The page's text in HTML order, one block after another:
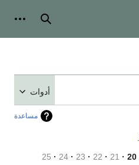
بحث
أدوات
مساعدة
20
21
22
23
24
25